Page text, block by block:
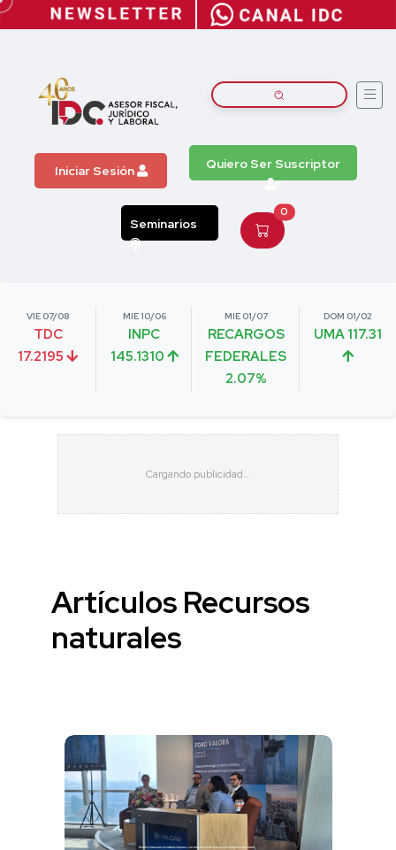
Iniciar Sesión Quiero Ser Suscriptor
Seminarios
0
VIE 07/08
TDC
17.2195
MIE 10/06
INPC
145.1310
MIE 01/07
RECARGOS
FEDERALES
2.07%
DOM 01/02
UMA 117.31
Artículos Recursos
naturales